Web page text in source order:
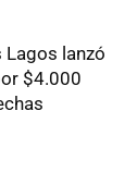
Lagos lanzó
$4.000